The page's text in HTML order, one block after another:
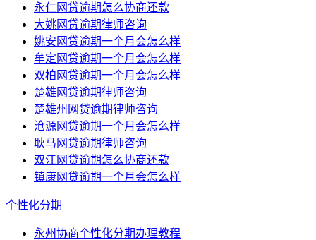
永仁网贷逾期怎么协商还款
大姚网贷逾期律师咨询
姚安网贷逾期一个月会怎么样
牟定网贷逾期一个月会怎么样
双柏网贷逾期一个月会怎么样
楚雄网贷逾期律师咨询
楚雄州网贷逾期律师咨询
沧源网贷逾期一个月会怎么样
耿马网贷逾期律师咨询
双江网贷逾期怎么协商还款
镇康网贷逾期一个月会怎么样
个性化分期
永州协商个性化分期办理教程